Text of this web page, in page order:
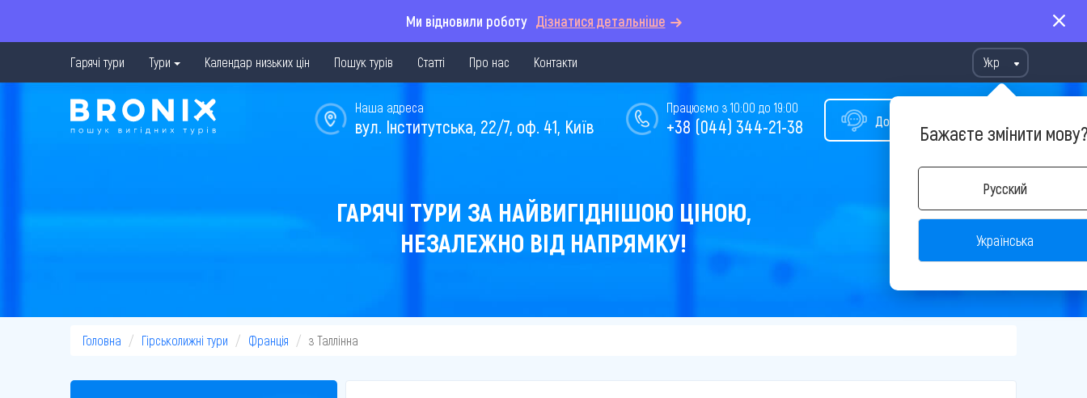
Ми відновили роботу Дізнатися детальніше
Гарячі тури Тури Календар низьких цін Пошук турів Статті Про нас Контакти Укр
Бажаєте змінити
Русский
Українська
Допомога у виборі туру
Працюємо з 10:00 до 19:00
+38 (044) 344-21-38
Наша адреса
вул. Інститутська, 22/7, оф. 41, Київ
ГАРЯЧІ ТУРИ ЗА НАЙВИГІДНІШОЮ ЦІНОЮ,
НЕЗАЛЕЖНО ВІД НАПРЯМКУ!
Головна Гірськолижні тури Франція з Таллінна